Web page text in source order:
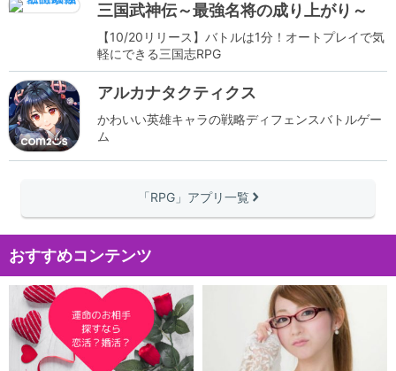
三国武神伝～最強名将の成り上がり～
【10/20リリース】バトルは1分！オートプレイで気
軽にできる三国志RPG
アルカナタクティクス
かわいい英雄キャラの戦略ディフェンスバトルゲー
ム
「RPG」アプリ一覧 right
おすすめコンテンツ